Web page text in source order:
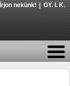
Írjon nekünk! GY. I. K.